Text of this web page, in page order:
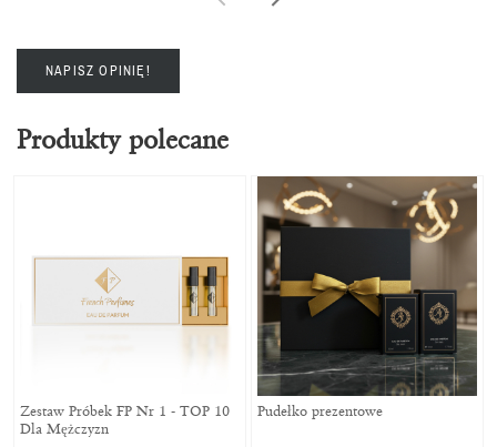
NAPISZ OPINIĘ!
Produkty polecane
Zestaw Próbek FP Nr 1 - TOP 10
Dla Mężczyzn
Pudełko prezentowe